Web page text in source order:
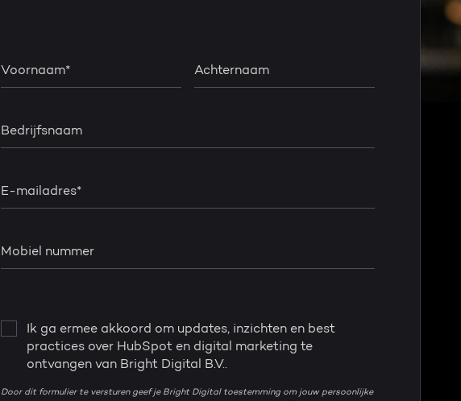
Voornaam* Achternaam
Bedrijfsnaam
E-mailadres*
Mobiel nummer
Ik ga ermee akkoord om updates, inzichten en best
practices over HubSpot en digital marketing te
ontvangen van Bright Digital B.V..
Door dit formulier te versturen geef je Bright Digital toestemming om jouw persoonlijke